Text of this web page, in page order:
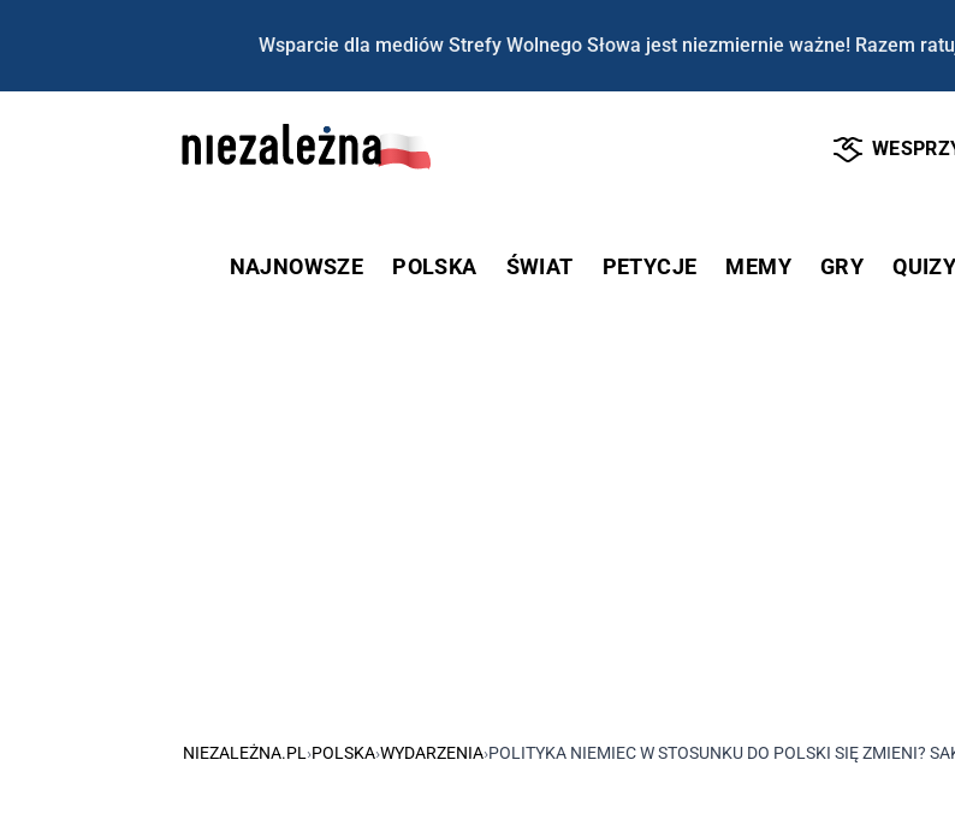
Wsparcie dla mediów Strefy Wolnego Słowa jest niezmiernie ważne! Razem
NAJNOWSZE POLSKA ŚWIAT PETYCJE MEMY GRY QUIZY
NIEZALEŻNA.PL ›POLSKA›WYDARZENIA›POLITYKA NIEMIEC W STOSUNKU DO POLSKI SIĘ ZMIENI?